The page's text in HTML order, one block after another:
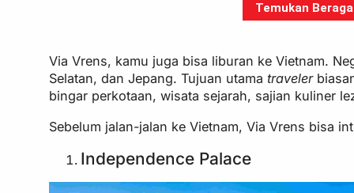
Temukan
Via Vrens, kamu juga bisa liburan ke Vietnam.
Selatan, dan Jepang. Tujuan utamatraveler
bingar perkotaan, wisata sejarah, sajian kuliner
Sebelum jalan-jalan ke Vietnam, Via Vrens bisa
Independence Palace